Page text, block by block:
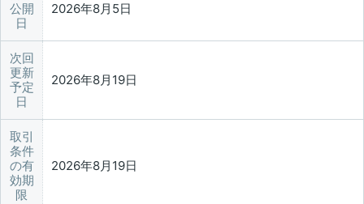
公開
日
2026年8月5日
次回
更新
予定
日
2026年8月19日
取引
条件
の有
効期
限
2026年8月19日